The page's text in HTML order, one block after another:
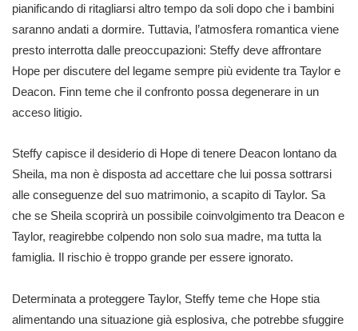
pianificando di ritagliarsi altro tempo da soli dopo che i bambini
saranno andati a dormire. Tuttavia, l’atmosfera romantica viene
presto interrotta dalle preoccupazioni: Steffy deve affrontare
Hope per discutere del legame sempre più evidente tra Taylor e
Deacon. Finn teme che il confronto possa degenerare in un
acceso litigio.
Steffy capisce il desiderio di Hope di tenere Deacon lontano da
Sheila, ma non è disposta ad accettare che lui possa sottrarsi
alle conseguenze del suo matrimonio, a scapito di Taylor. Sa
che se Sheila scoprirà un possibile coinvolgimento tra Deacon e
Taylor, reagirebbe colpendo non solo sua madre, ma tutta la
famiglia. Il rischio è troppo grande per essere ignorato.
Determinata a proteggere Taylor, Steffy teme che Hope stia
alimentando una situazione già esplosiva, che potrebbe sfuggire